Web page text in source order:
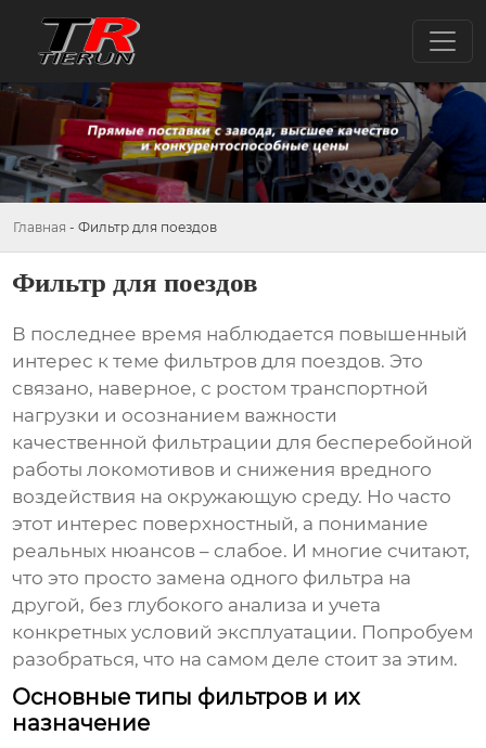
Главная - Фильтр для поездов
Фильтр для поездов
В последнее время наблюдается повышенный
интерес к теме фильтров для поездов. Это
связано, наверное, с ростом транспортной
нагрузки и осознанием важности
качественной фильтрации для бесперебойной
работы локомотивов и снижения вредного
воздействия на окружающую среду. Но часто
этот интерес поверхностный, а понимание
реальных нюансов – слабое. И многие считают,
что это просто замена одного фильтра на
другой, без глубокого анализа и учета
конкретных условий эксплуатации. Попробуем
разобраться, что на самом деле стоит за этим.
Основные типы фильтров и их
назначение